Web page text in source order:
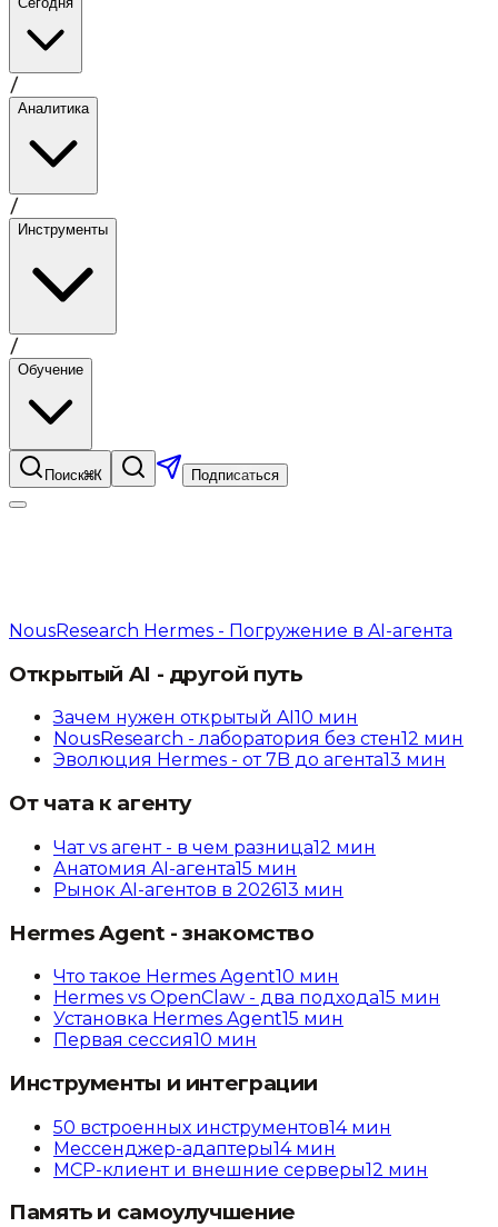
/
Аналитика
/
Инструменты
/
Обучение
Поиск⌘K Подписаться
NousResearch Hermes - Погружение в AI-агента
Открытый AI - другой путь
Зачем нужен открытый AI 10 мин
NousResearch - лаборатория без стен12 мин
Эволюция Hermes - от 7B до агента13 мин
От чата к агенту
Чат vs агент - в чем разница12 мин
Анатомия AI-агента15 мин
Рынок AI-агентов в 202613 мин
Hermes Agent - знакомство
Что такое Hermes Agent10 мин
Hermes vs OpenClaw - два подхода15 мин
Установка Hermes Agent15 мин
Первая сессия10 мин
Инструменты и интеграции
50 встроенных инструментов14мин
Мессенджер-адаптеры14мин
MCP-клиент и внешние серверы12 мин
Память и самоулучшение